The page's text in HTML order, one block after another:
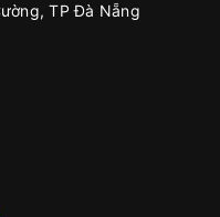
TP Đà Nẵng